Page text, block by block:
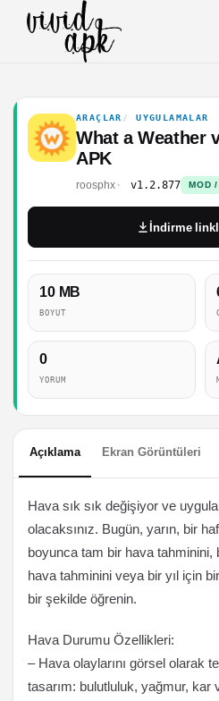
ARAÇLAR UYGULAMALAR
What a Weather
APK
roosphx v1.2.877 MOD
10 MB
BOYUT
0
YORUM
İndirme
Açıklama Ekran Görüntüleri
Hava sık sık değişiyor ve
olacaksınız. Bugün, yarın, bir
boyunca tam bir hava tahminini,
hava tahminini veya bir yıl için
bir şekilde öğrenin.
Hava Durumu Özellikleri:
– Hava olaylarını görsel olarak
tasarım: bulutluluk, yağmur, kar